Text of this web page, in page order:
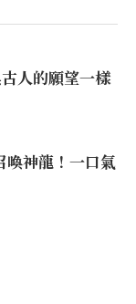
人的願望一樣
神龍！一口氣